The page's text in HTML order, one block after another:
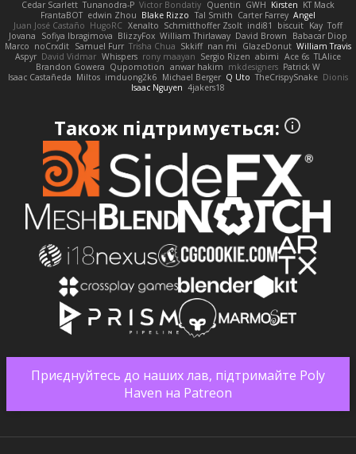
Cedar Scarlett Tunanodra-P Victor Bondatiy Quentin GWH Kirsten KT Mack
FrantaBOT edwin Zhou Blake Rizzo Tal Smith Carter Farrey Angel
Juan José Castaño HugoRC Xenalto Schmitthoffer Zsolt indi81 biscuit Kay Toff
Jovana
Sofiya Ibragimova BlizzyFox William Thirlaway David Brown
Babacar Diop
Marco noCrxdit Samuel Furr Trisha Chua Skkiff nan mi GlazeDonut William Travis
Aspyr David Vidmar Whispers rony maayan Sergio Rizen abimi Ace 6s TLAlice
Brandon Gowera Qupomotion anwar hakim mkdesigners Patrick W
Isaac Castañeda Miltos imduong2k6 Michael Berger Q Uto TheCrispySnake Dionis
Isaac Nguyen 4jakers18
Також підтримується:
Приєднуйтесь до наших лав, підтримайте Poly
Haven на Patreon